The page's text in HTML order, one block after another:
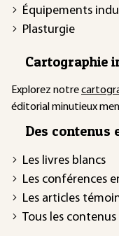
Équipements
Plasturgie
Cartographie
Explorez notre
éditorial minutieux
Des contenus
Les livres blancs
Les conférences
Les articles
Tous les